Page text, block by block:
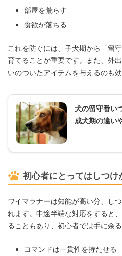
部屋を荒らす
食欲が落ちる
これを防ぐには、子犬期から「留
育てることが重要です。また、外
いのついたアイテムを与えるのも効
犬の留守番い
成犬期の違い
初心者にとってはしつけ
ワイマラナーは知能が高い分、し
れます。中途半端な対応をすると
ることもあり、初心者では手に余
コマンドは一貫性を持たせる